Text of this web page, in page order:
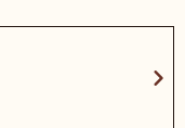
chevron_right